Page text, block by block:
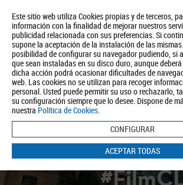
Este sitio web utiliza Cookies propias y de terceros,
información con la finalidad de mejorar nuestros
publicidad relacionada con sus preferencias. Si
supone la aceptación de la instalación de las
posibilidad de configurar su navegador pudiendo, si
que sean instaladas en su disco duro, aunque
dicha acción podrá ocasionar dificultades de
web. Las cookies no se utilizan para recoger
personal. Usted puede permitir su uso o rechazarlo,
su configuración siempre que lo desee. Dispone de
nuestra Política de Cookies.
CONFIGURAR
ACEPTAR TODAS
Quiénes somos Turismo Política de